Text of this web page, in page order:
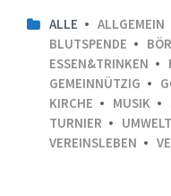
ALLE ALLGEMEIN
BLUTSPENDE
ESSEN&TRINKEN
GEMEINNÜTZIG
KIRCHE
MUSIK
TURNIER
UMWELT
VEREINSLEBEN